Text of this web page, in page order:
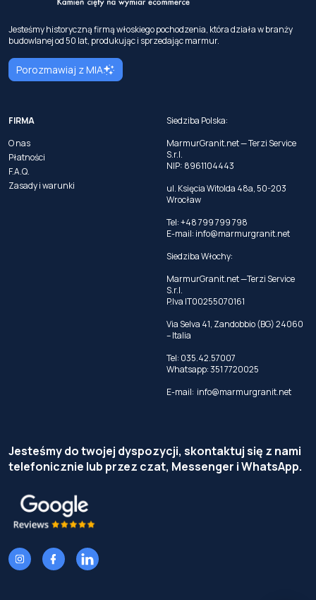
Jesteśmy historyczną firmą włoskiego pochodzenia, która działa w branży
budowlanej od 50 lat, produkując i sprzedając marmur.
Porozmawiaj z MIA
FIRMA
O nas
Płatności
F.A.Q.
Zasady i warunki
Siedziba Polska:
MarmurGranit.net — Terzi Service
S.r.l.
NIP: 8961104443
ul. Księcia Witolda 48a, 50-203
Wrocław
Tel: +48 799 799 798
E-mail: info@marmurgranit.net
Siedziba Włochy:
MarmurGranit.net —Terzi Service
S.r.l.
P.Iva IT00255070161
Via Selva 41, Zandobbio (BG) 24060
– Italia
Tel: 035.42.57007
Whatsapp:351 7720025
E-mail: info@marmurgranit.net
Jesteśmy do twojej dyspozycji, skontaktuj się z nami
telefonicznie lub przez czat, Messenger i WhatsApp.